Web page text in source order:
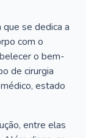
se dedica a
com o
o bem-
de cirurgia
estado
entre elas